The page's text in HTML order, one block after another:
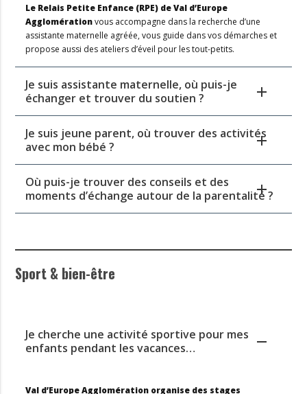
Le Relais Petite Enfance (RPE) de Val d’Europe
Agglomérationvous accompagne dans la recherche d’une
assistante maternelle agréée, vous guide dans vos démarches et
propose aussi des ateliers d’éveil pour les tout-petits.
Je suis assistante maternelle, où puis-je
échanger et trouver du soutien ?
Je suis jeune parent, où trouver des activités
avec mon bébé ?
Où puis-je trouver des conseils et des
moments d’échange autour de la parentalité ?
Sport & bien-être
Je cherche une activité sportive pour mes
enfants pendant les vacances…
Val d’Europe Agglomération organise des stages